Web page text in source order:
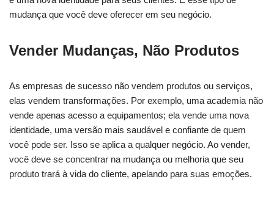
mudança que você deve oferecer em seu negócio.
Vender Mudanças, Não Produtos
As empresas de sucesso não vendem produtos ou serviços,
elas vendem transformações. Por exemplo, uma academia não
vende apenas acesso a equipamentos; ela vende uma nova
identidade, uma versão mais saudável e confiante de quem
você pode ser. Isso se aplica a qualquer negócio. Ao vender,
você deve se concentrar na mudança ou melhoria que seu
produto trará à vida do cliente, apelando para suas emoções.